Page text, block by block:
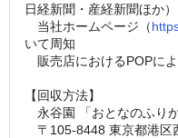
日経新聞・産経新聞ほか）
当社ホームページ（
いて周知
販売店におけるPOPに
【回収方法】
永谷園 「おとなのふり
〒105-8448 東京都港区